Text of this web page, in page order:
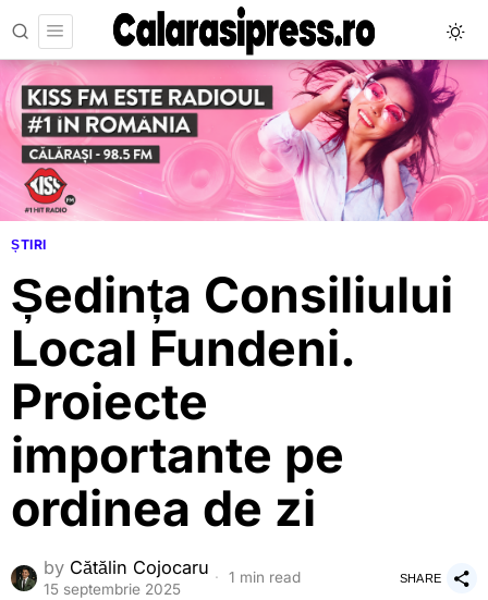
ȘTIRI
Ședința Consiliului
Local Fundeni.
Proiecte
importante pe
ordinea de zi
by Cătălin Cojocaru
15 septembrie 2025
1 min read SHARE